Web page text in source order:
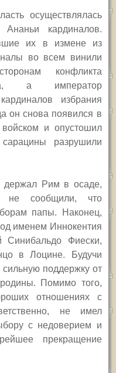
осуществлялась
кардиналов.
их в измене из
во всем винили
конфликта
а император
избрания
он снова появился в
и опустошил
разрушили
держал Рим в осаде,
не сообщили, что
папы. Наконец,
именем Иннокентия
Синибальдо Фиески,
в Лоцине. Будучи
сильную поддержку от
Помимо того,
отношениях с
не имел
с недоверием и
прекращение